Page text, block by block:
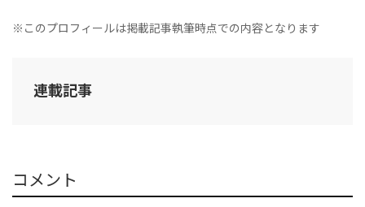
※このプロフィールは掲載記事執筆時点での内容となります
連載記事
コメント